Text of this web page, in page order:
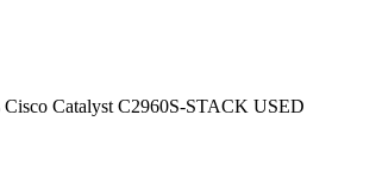
Catalyst C2960S-STACK USED